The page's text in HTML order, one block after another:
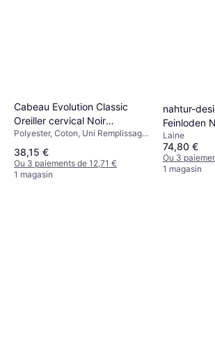
Cabeau Evolution Classic
Oreiller cervical Noir
(25.4x24.1cm)
Polyester, Coton, Uni Remplissage:
38,15 €
Ou 3 paiements de 12,71 €
1 magasin
nahtur-
Feinloden
Oreiller
Naturel
Laine
74,80 €
Ou 3
1 magasin